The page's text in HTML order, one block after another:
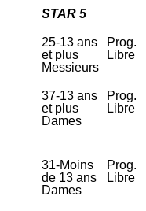
STAR 5
25-13 ans
et plus
Messieurs
Prog.
Libre
37-13 ans
et plus
Dames
Prog.
Libre
31-Moins
de 13 ans
Dames
Prog.
Libre